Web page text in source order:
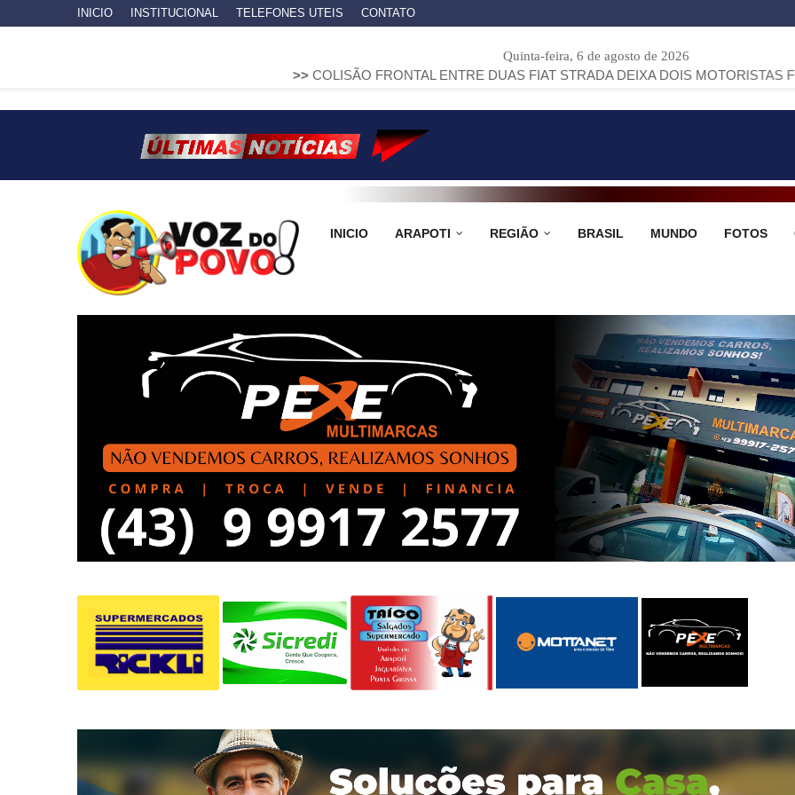
INICIO INSTITUCIONAL TELEFONES UTEIS CONTATO
Quinta-feira, 6 de agosto de 2026
COLISÃO FRONTAL ENTRE DUAS FIAT STRADA DEIXA DOIS MOTORISTAS FERIDOS NA
INICIO ARAPOTI REGIÃO BRASIL MUNDO FOTOS